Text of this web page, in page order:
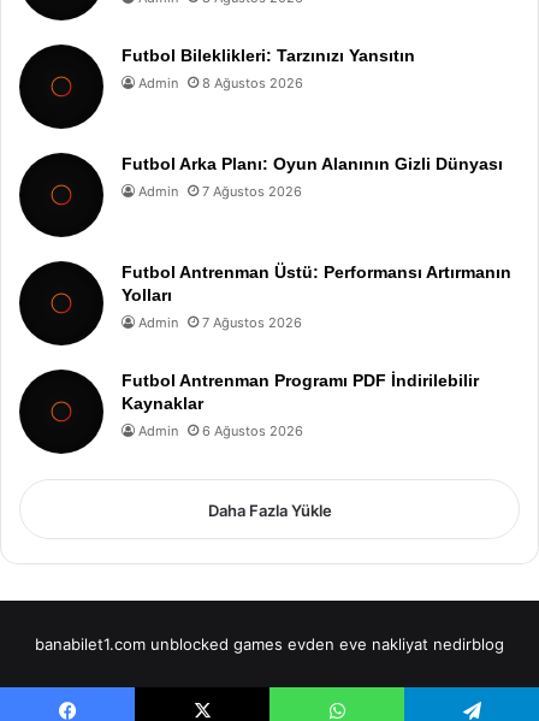
Futbol Bileklikleri: Tarzınızı Yansıtın
Admin 8 Ağustos 2026
Futbol Arka Planı: Oyun Alanının Gizli Dünyası
Admin 7 Ağustos 2026
Futbol Antrenman Üstü: Performansı Artırmanın
Yolları
Admin 7 Ağustos 2026
Futbol Antrenman Programı PDF İndirilebilir
Kaynaklar
Admin 6 Ağustos 2026
Daha Fazla Yükle
banabilet1.com unblocked games evden eve nakliyat nedirblog